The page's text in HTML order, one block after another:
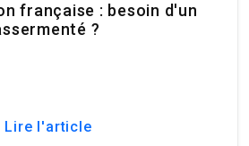
française : besoin d'un
?
Lire l'article